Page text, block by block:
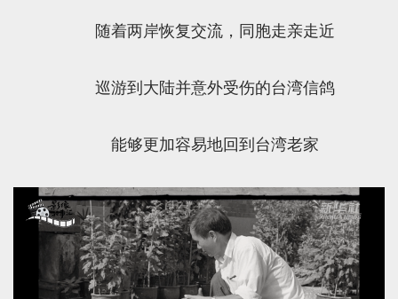
随着两岸恢复交流，同胞走亲走近
巡游到大陆并意外受伤的台湾信鸽
能够更加容易地回到台湾老家